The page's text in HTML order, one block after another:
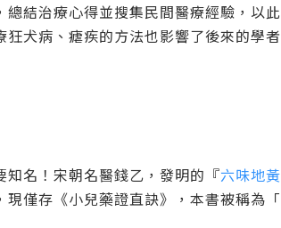
總結治療心得並搜集民間醫療經驗，以
犬病、瘧疾的方法也影響了後來的學者
知名！宋朝名醫錢乙，發明的『六味地
僅存《小兒藥證直訣》，本書被稱為